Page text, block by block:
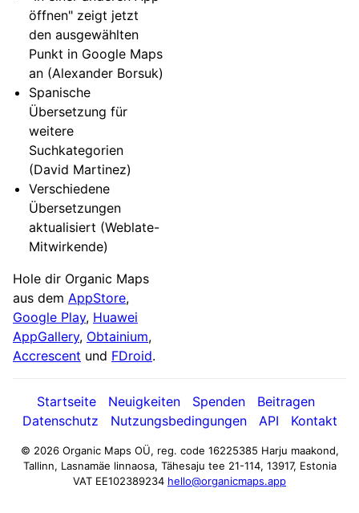
öffnen" zeigt jetzt
den ausgewählten
Punkt in Google Maps
an (Alexander Borsuk)
Spanische
Übersetzung für
weitere
Suchkategorien
(David Martinez)
Verschiedene
Übersetzungen
aktualisiert (Weblate-
Mitwirkende)
Hole dir Organic Maps
aus dem AppStore,
Google Play, Huawei
AppGallery, Obtainium,
Accrescent und FDroid.
Startseite Neuigkeiten Spenden
Beitragen
Datenschutz
Nutzungsbedingungen API Kontakt
© 2026 Organic Maps OÜ, reg. code 16225385 Harju maakond,
Tallinn, Lasnamäe linnaosa, Tähesaju tee 21-114, 13917, Estonia
VAT EE102389234 hello@organicmaps.app